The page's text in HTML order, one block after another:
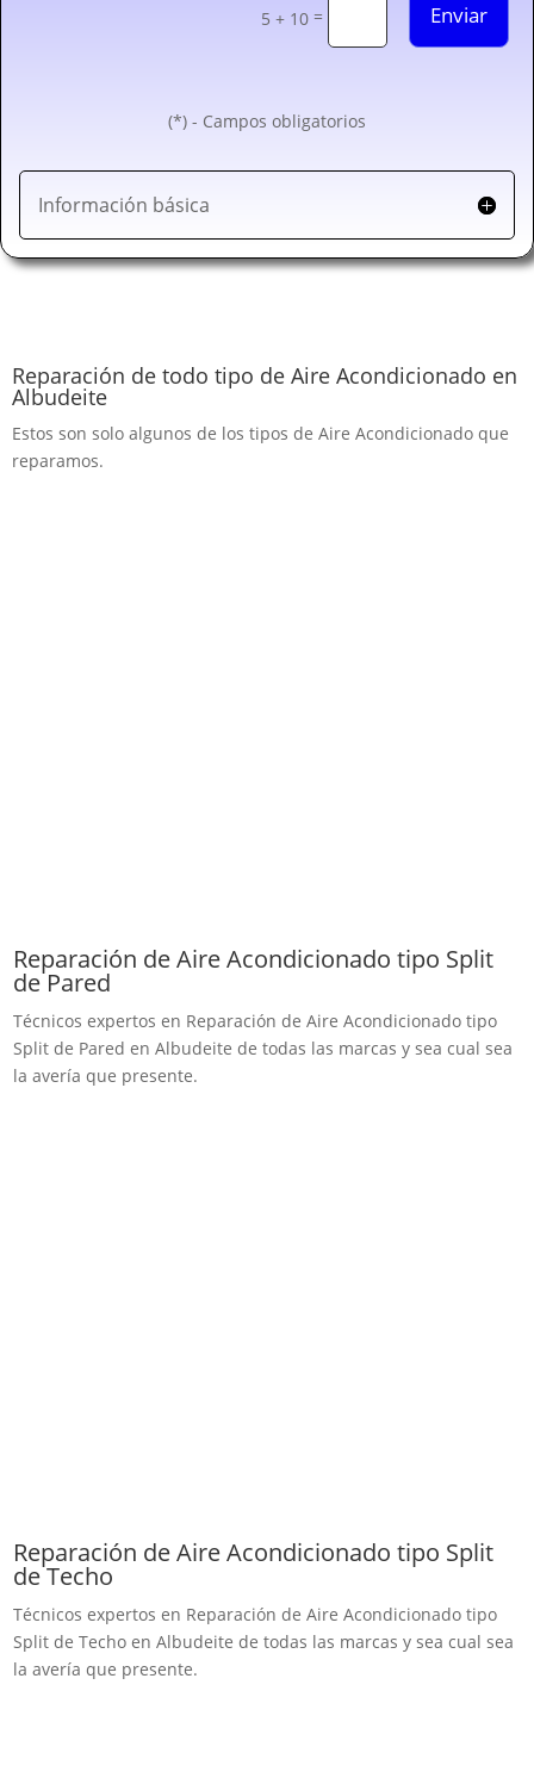
5 + 10 = Enviar
(*) - Campos obligatorios
Información básica
Reparación de todo tipo de Aire Acondicionado en
Albudeite
Estos son solo algunos de los tipos de Aire Acondicionado que
reparamos.
Reparación de Aire Acondicionado tipo Split
de Pared
Técnicos expertos en Reparación de Aire Acondicionado tipo
Split de Pared en Albudeite de todas las marcas y sea cual sea
la avería que presente.
Reparación de Aire Acondicionado tipo Split
de Techo
Técnicos expertos en Reparación de Aire Acondicionado tipo
Split de Techo en Albudeite de todas las marcas y sea cual sea
la avería que presente.